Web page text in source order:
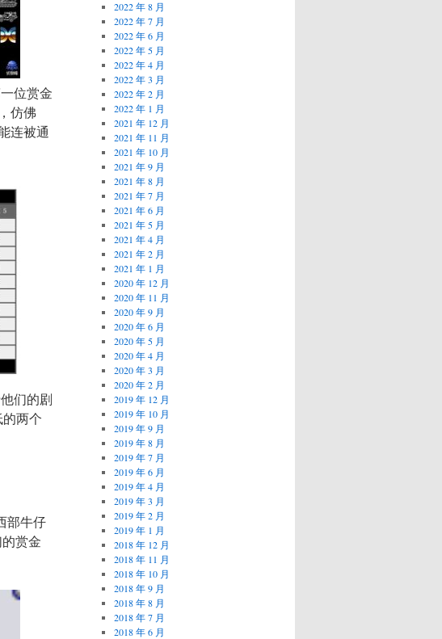
位赏金
仿佛
连被通
们的剧
两个
部牛仔
赏金
2022 年 8 月
2022 年 7 月
2022 年 6 月
2022 年 5 月
2022 年 4 月
2022 年 3 月
2022 年 2 月
2022 年 1 月
2021 年 12 月
2021 年 11 月
2021 年 10 月
2021 年 9 月
2021 年 8 月
2021 年 7 月
2021 年 6 月
2021 年 5 月
2021 年 4 月
2021 年 2 月
2021 年 1 月
2020 年 12 月
2020 年 11 月
2020 年 9 月
2020 年 6 月
2020 年 5 月
2020 年 4 月
2020 年 3 月
2020 年 2 月
2019 年 12 月
2019 年 10 月
2019 年 9 月
2019 年 8 月
2019 年 7 月
2019 年 6 月
2019 年 4 月
2019 年 3 月
2019 年 2 月
2019 年 1 月
2018 年 12 月
2018 年 11 月
2018 年 10 月
2018 年 9 月
2018 年 8 月
2018 年 7 月
2018 年 6 月